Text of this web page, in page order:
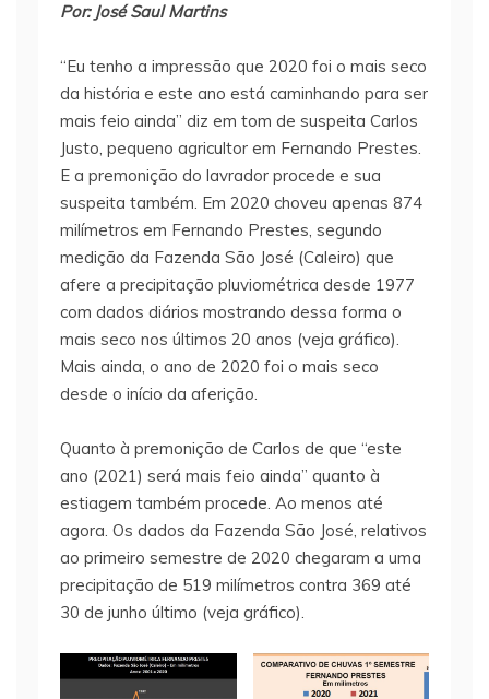
Por: José Saul Martins
“Eu tenho a impressão que 2020 foi o mais seco
da história e este ano está caminhando para ser
mais feio ainda” diz em tom de suspeita Carlos
Justo, pequeno agricultor em Fernando Prestes.
E a premonição do lavrador procede e sua
suspeita também. Em 2020 choveu apenas 874
milímetros em Fernando Prestes, segundo
medição da Fazenda São José (Caleiro) que
afere a precipitação pluviométrica desde 1977
com dados diários mostrando dessa forma o
mais seco nos últimos 20 anos (veja gráfico).
Mais ainda, o ano de 2020 foi o mais seco
desde o início da aferição.
Quanto à premonição de Carlos de que “este
ano (2021) será mais feio ainda” quanto à
estiagem também procede. Ao menos até
agora. Os dados da Fazenda São José, relativos
ao primeiro semestre de 2020 chegaram a uma
precipitação de 519 milímetros contra 369 até
30 de junho último (veja gráfico).